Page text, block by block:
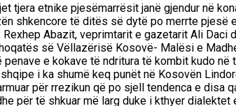
tjera etnike pjesëmarrësit janë gjendur në
shkencore të ditës së dytë po merrte pjesë
Abazit, veprimtarit e gazetarit Ali Daci
së Vëllazërisë Kosovë- Malësi e
e kokave të ndritura të kombit kudo
i ka shumë keq punët në Kosovën
për rrezikun që po sjell tendenca e disa
për të shkuar më larg duke i kthyer